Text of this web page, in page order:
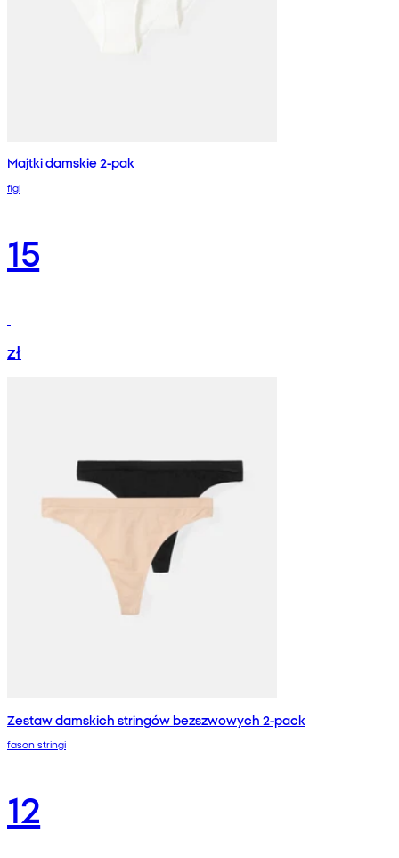
Majtki damskie 2-pak
figi
15
zł
Zestaw damskich stringów bezszwowych 2-pack
fason stringi
12